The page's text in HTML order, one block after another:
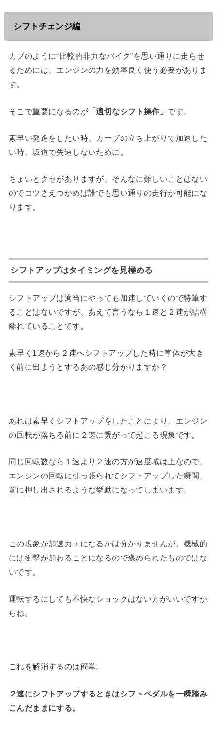
シフトチェンジ編
カブのように“比較的非力なバイク”を思い通りに走らせ
るためには、エンジンの力を効率良く使う必要がありま
す。
そこで重要になるのが 「適切なシフト操作」 です。
素早い発進をしたい時、カーブの立ち上がりで加速した
い時、坂道で失速しないために。
ちょいとクセがありますが、そんなに難しいことはない
のでコツさえつかめば誰でも思い通りの走行が可能にな
ります。
シフトアップはタイミングを見極める
シフトアップは適当にやっても加速していくので特筆す
ることはないですが、あえて言うなら１速と２速が結構
離れていることです。
素早く1速から２速へシフトアップした時に車体が大き
く前に出ようとするあの感じ分かりますか？
あれは素早くシフトアップをしたことにより、エンジン
の回転が落ちる前に２速に繋がって起こる現象です。
同じ回転数なら１速より２速の方が速度域は上なので、
エンジンの回転に引っ張られてシフトアップした瞬間、
前に押し出されるような挙動になってしまいます。
この現象が加速力＋になるかは分かりませんが、機械的
には衝撃が加わることになるので褒められたものではな
いです。
運転するにしても不快なショックはない方がいいですか
らね。
これを解消するのは簡単。
２速にシフトアップするときはシフトペダルを一瞬踏み
こんだままにする。